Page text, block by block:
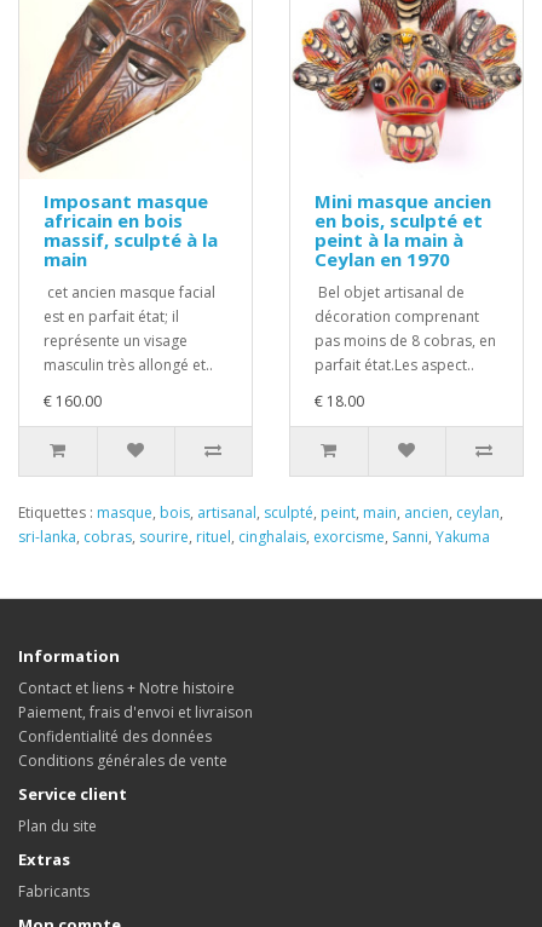
Imposant masque
africain en bois
massif, sculpté à la
main
cet ancien masque facial
est en parfait état; il
représente un visage
masculin très allongé et..
€ 160.00
Mini masque ancien
en bois, sculpté et
peint à la main à
Ceylan en 1970
Bel objet artisanal de
décoration comprenant
pas moins de 8 cobras, en
parfait état.Les aspect..
€ 18.00
Etiquettes : masque, bois, artisanal, sculpté, peint, main, ancien, ceylan,
sri-lanka, cobras, sourire, rituel, cinghalais, exorcisme, Sanni, Yakuma
Information
Contact et liens + Notre histoire
Paiement, frais d'envoi et livraison
Confidentialité des données
Conditions générales de vente
Service client
Plan du site
Extras
Fabricants